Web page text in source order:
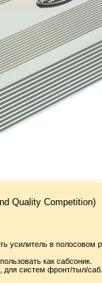
Quality Competition)
усилитель в
как сабсоник.
для систем фронт/тыл/саб.